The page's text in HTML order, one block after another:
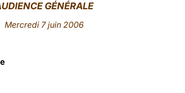
GÉNÉRALE
Mercredi 7 juin 2006